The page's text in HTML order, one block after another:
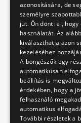
azonosítására, de
személyre
jut. Ön dönti el,
használatát. Az
kiválaszthatja azon
kezeléséhez
A böngészők egy
automatikusan
beállítás is
érdekében, hogy a
felhasználó
automatikus
További részletek a